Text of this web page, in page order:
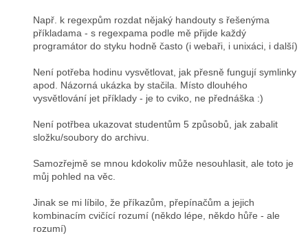
Např. k regexpům rozdat nějaký handouty s řešenýma
příkladama - s regexpama podle mě přijde každý
programátor do styku hodně často (i webaři, i unixáci, i další)
Není potřeba hodinu vysvětlovat, jak přesně fungují symlinky
apod. Názorná ukázka by stačila. Místo dlouhého
vysvětlování jet příklady - je to cviko, ne přednáška :)
Není potřbea ukazovat studentům 5 způsobů, jak zabalit
složku/soubory do archivu.
Samozřejmě se mnou kdokoliv může nesouhlasit, ale toto je
můj pohled na věc.
Jinak se mi líbilo, že příkazům, přepínačům a jejich
kombinacím cvičící rozumí (někdo lépe, někdo hůře - ale
rozumí)